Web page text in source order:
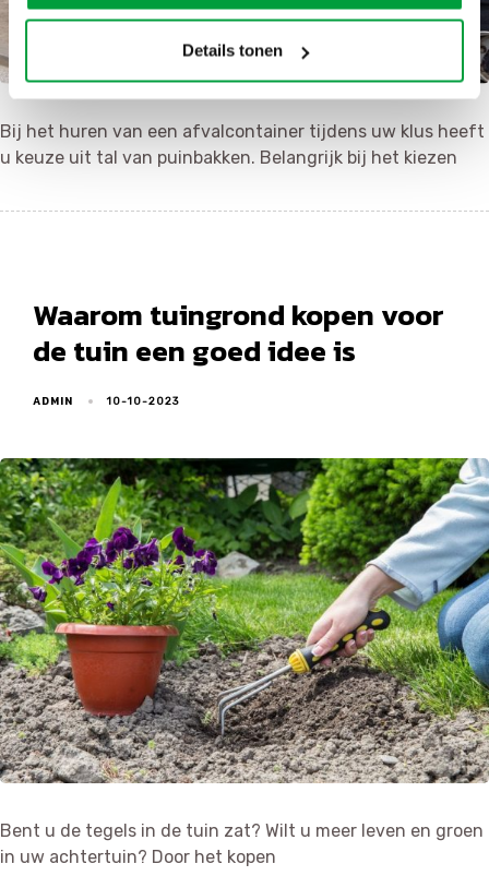
Details tonen
Bij het huren van een afvalcontainer tijdens uw klus heeft
u keuze uit tal van puinbakken. Belangrijk bij het kiezen
Waarom tuingrond kopen voor
de tuin een goed idee is
ADMIN 10-10-2023
Bent u de tegels in de tuin zat? Wilt u meer leven en groen
in uw achtertuin? Door het kopen